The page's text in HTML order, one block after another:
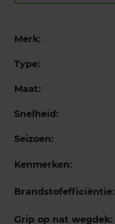
Merk:
Type:
Maat:
Snelheid:
Seizoen:
Kenmerken:
Brandstofefficiëntie:
Grip op nat wegdek: